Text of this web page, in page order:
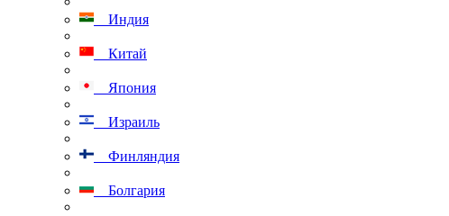
Индия
Китай
Япония
Израиль
Финляндия
Болгария